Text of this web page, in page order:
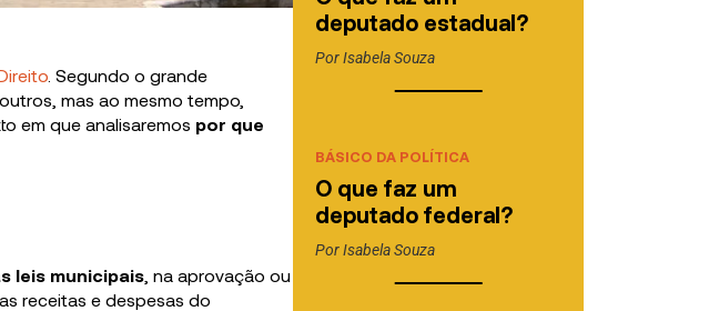
. Segundo o grande
mas ao mesmo tempo,
em que analisaremos por que
leis municipais , na aprovação ou
as receitas e despesas do
deputado estadual?
PorIsabela Souza
BÁSICO DA POLÍTICA
O que faz um
deputado federal?
PorIsabela Souza